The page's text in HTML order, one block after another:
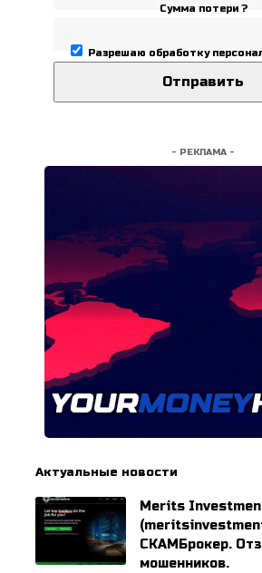
Сумма потери ?
Разрешаю обработку
- РЕКЛАМА -
Актуальные новости
Merits
СКАМБрокер.
мошенников.